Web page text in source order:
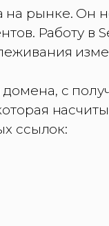
на рынке. Он
Работу в
с
ссылок: